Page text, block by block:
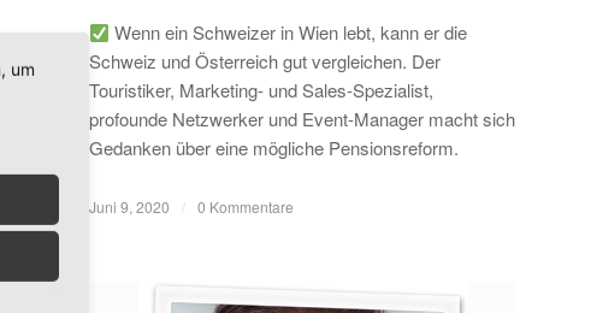
Wenn ein Schweizer in Wien lebt, kann er die
Schweiz und Österreich gut vergleichen. Der
Touristiker, Marketing- und Sales-Spezialist,
profounde Netzwerker und Event-Manager macht sich
Gedanken über eine mögliche Pensionsreform.
Juni 9, 2020 0 Kommentare
um